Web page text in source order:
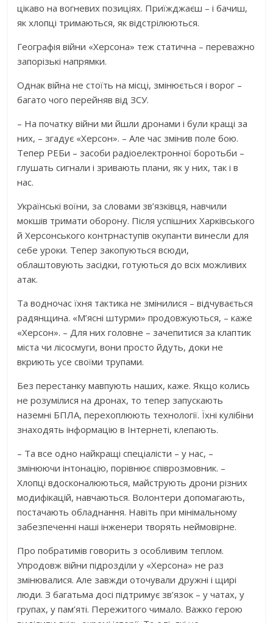
цікаво на вогневих позиціях. Приїжджаєш – і бачиш,
як хлопці тримаються, як відстрілюються.
Географія війни «Херсона» теж статична – переважно
запорізькі напрямки.
Однак війна не стоїть на місці, змінюється і ворог –
багато чого перейняв від ЗСУ.
– На початку війни ми йшли дронами і були кращі за
них, – згадує «Херсон». – Але час змінив поле бою.
Тепер РЕБи – засоби радіоелектронної боротьби –
глушать сигнали і зривають плани, як у них, так і в
нас.
Українські воїни, за словами зв’язківця, навчили
мокшів тримати оборону. Після успішних Харківського
й Херсонського контрнаступів окупанти винесли для
себе уроки. Тепер закопуються всюди,
облаштовують засідки, готуються до всіх можливих
атак.
Та водночас їхня тактика не змінилися – відчувається
радянщина. «М’ясні штурми» продовжуються, – каже
«Херсон». – Для них головне – зачепитися за клаптик
міста чи лісосмуги, вони просто йдуть, доки не
вкриють усе своїми трупами.
Без перестанку мавпують наших, каже. Якщо колись
не розумілися на дронах, то тепер запускають
наземні БПЛА, перехоплюють технології. Їхні кулібіни
знаходять інформацію в Інтернеті, клепають.
– Та все одно найкращі спеціалісти – у нас, –
змінюючи інтонацію, порівнює співрозмовник. –
Хлопці вдосконалюються, майструють дрони різних
модифікацій, навчаються. Волонтери допомагають,
постачають обладнання. Навіть при мінімальному
забезпеченні наші інженери творять неймовірне.
Про побратимів говорить з особливим теплом.
Упродовж війни підрозділи у «Херсона» не раз
змінювалися. Але завжди оточували дружні і щирі
люди. З багатьма досі підтримує зв’язок – у чатах, у
групах, у пам’яті. Пережитого чимало. Важко герою